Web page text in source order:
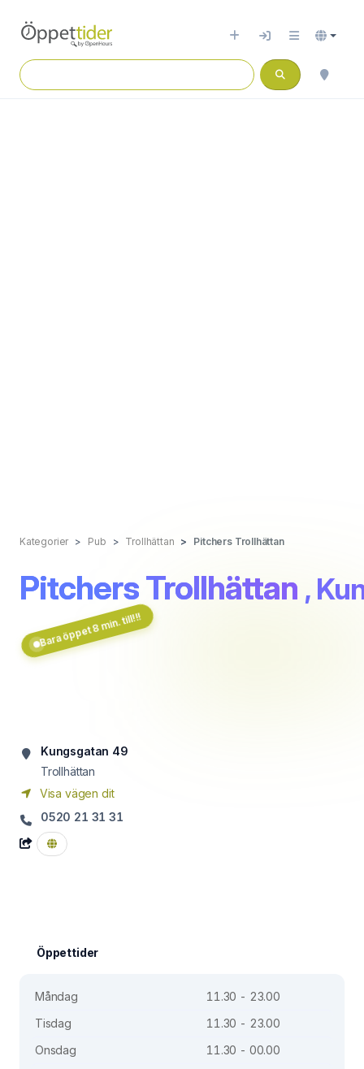
Kategorier Pub Trollhättan Pitchers Trollhättan
Pitchers Trollhättan ,
Bara öppet 8 min. till!!!
Kungsgatan 49
Trollhättan
Visa vägen dit
0520 21 31 31
Öppettider
Måndag
11.30 - 23.00
Tisdag
11.30 - 23.00
Onsdag
11.30 - 00.00